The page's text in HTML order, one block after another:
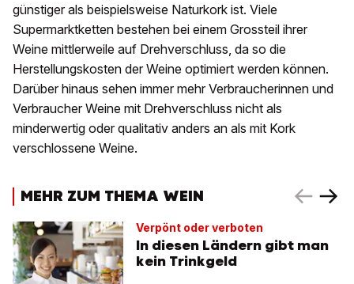
günstiger als beispielsweise Naturkork ist. Viele
Supermarktketten bestehen bei einem Grossteil ihrer
Weine mittlerweile auf Drehverschluss, da so die
Herstellungskosten der Weine optimiert werden können.
Darüber hinaus sehen immer mehr Verbraucherinnen und
Verbraucher Weine mit Drehverschluss nicht als
minderwertig oder qualitativ anders an als mit Kork
verschlossene Weine.
MEHR ZUM THEMA WEIN
Verpönt oder verboten
In diesen Ländern gibt man
kein Trinkgeld